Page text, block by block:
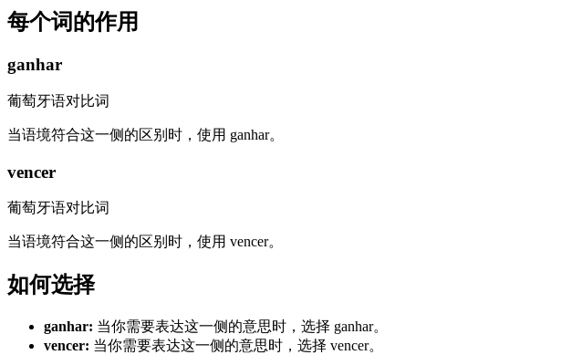
每个词的作用
ganhar
葡萄牙语对比词
当语境符合这一侧的区别时，使用 ganhar。
vencer
葡萄牙语对比词
当语境符合这一侧的区别时，使用 vencer。
如何选择
ganhar: 当你需要表达这一侧的意思时，选择 ganhar。
vencer: 当你需要表达这一侧的意思时，选择 vencer。